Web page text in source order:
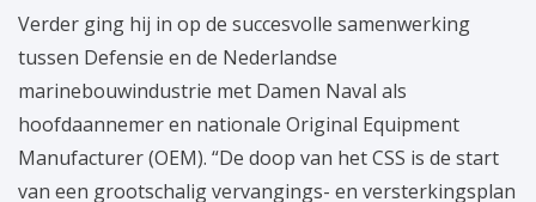
Verder ging hij in op de succesvolle samenwerking
tussen Defensie en de Nederlandse
marinebouwindustrie met Damen Naval als
hoofdaannemer en nationale Original Equipment
Manufacturer (OEM). “De doop van het CSS is de start
van een grootschalig vervangings- en versterkingsplan